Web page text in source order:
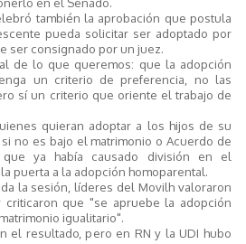
también la aprobación que postula
pueda solicitar ser adoptado por
ser consignado por un juez.
de lo que queremos: que la adopción
un criterio de preferencia, no las
sí un criterio que oriente el trabajo de
quieran adoptar a los hijos de su
no es bajo el matrimonio o Acuerdo de
que ya había causado división en el
puerta a la adopción homoparental.
la sesión, líderes del Movilh valoraron
que "se apruebe la adopción
igualitario".
el resultado, pero en RN y la UDI hubo